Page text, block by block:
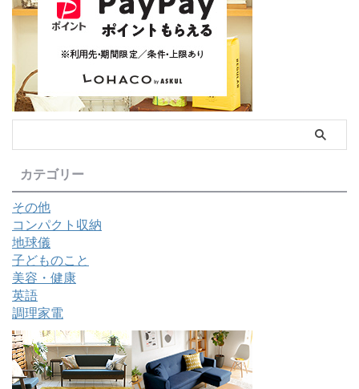
カテゴリー
その他
コンパクト収納
地球儀
子どものこと
美容・健康
英語
調理家電